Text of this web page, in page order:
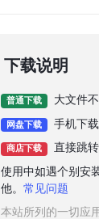
下载说明
普通下载 大文件
网盘下载 手机下
商店下载
直接跳
使用中如遇个别安
他。 常见问题
本站所列的一切应